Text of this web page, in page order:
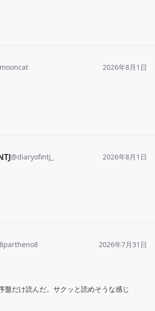
mooncat 2026年8月1日
@diaryofintj_ 2026年8月1日
8partheno8 2026年7月31日
盤だけ読んだ。サクッと読めそうな感じ